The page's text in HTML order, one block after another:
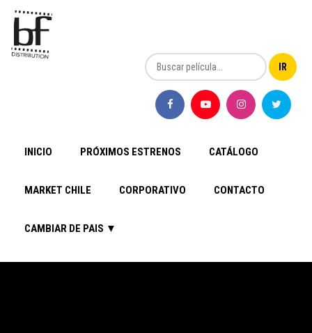
INICIO PRÓXIMOS ESTRENOS CATÁLOGO
MARKET CHILE CORPORATIVO CONTACTO
CAMBIAR DE PAIS ▼